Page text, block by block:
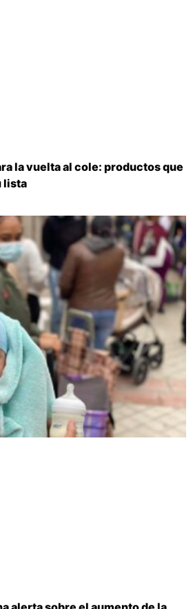
la vuelta al cole: productos que
lista